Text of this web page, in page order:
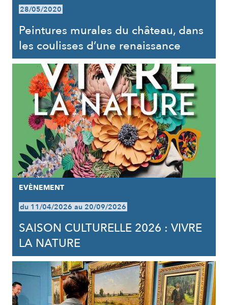
28/05/2020
Peintures murales du château, dans
les coulisses d’une renaissance
EVÈNEMENT
du 11/04/2026 au 20/09/2026
SAISON CULTURELLE 2026 : VIVRE
LA NATURE